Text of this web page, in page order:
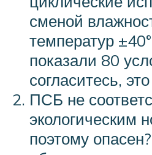
сменой
температур
показали 80
согласитесь,
ПСБ не
экологическим
поэтому